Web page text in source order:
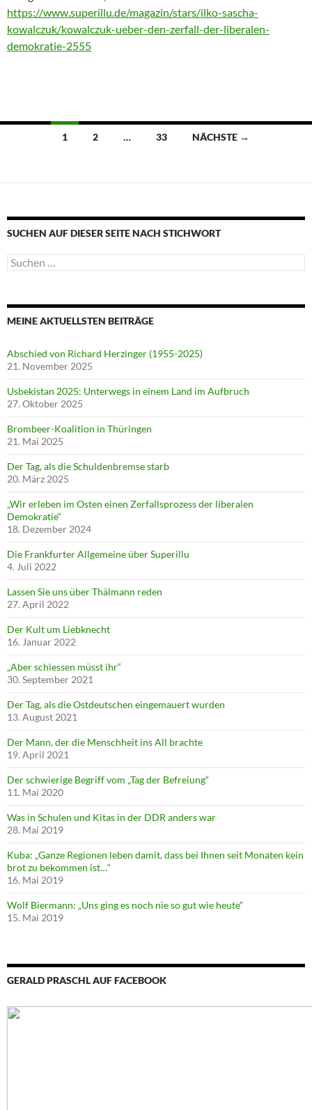
https://www.superillu.de/magazin/stars/ilko-sascha-
kowalczuk/kowalczuk-ueber-den-zerfall-der-liberalen-
demokratie-2555
Beitragsnavigation
1 2 … 33 NÄCHSTE →
SUCHEN AUF DIESER SEITE NACH STICHWORT
Suche
nach:
MEINE AKTUELLSTEN BEITRÄGE
Abschied von Richard Herzinger (1955-2025)
21. November 2025
Usbekistan 2025: Unterwegs in einem Land im Aufbruch
27. Oktober 2025
Brombeer-Koalition in Thüringen
21. Mai 2025
Der Tag, als die Schuldenbremse starb
20. März 2025
„Wir erleben im Osten einen Zerfallsprozess der liberalen
Demokratie“
18. Dezember 2024
Die Frankfurter Allgemeine über Superillu
4. Juli 2022
Lassen Sie uns über Thälmann reden
27. April 2022
Der Kult um Liebknecht
16. Januar 2022
„Aber schiessen müsst ihr“
30. September 2021
Der Tag, als die Ostdeutschen eingemauert wurden
13. August 2021
Der Mann, der die Menschheit ins All brachte
19. April 2021
Der schwierige Begriff vom „Tag der Befreiung“
11. Mai 2020
Was in Schulen und Kitas in der DDR anders war
28. Mai 2019
Kuba: „Ganze Regionen leben damit, dass bei Ihnen seit Monaten kein
brot zu bekommen ist…“
16. Mai 2019
Wolf Biermann: „Uns ging es noch nie so gut wie heute“
15. Mai 2019
GERALD PRASCHL AUF FACEBOOK